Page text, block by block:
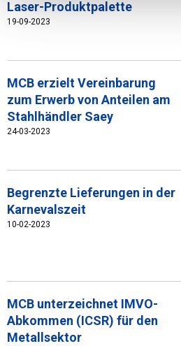
Laser-Produktpalette
19-09-2023
MCB erzielt Vereinbarung
zum Erwerb von Anteilen am
Stahlhändler Saey
24-03-2023
Begrenzte Lieferungen in der
Karnevalszeit
10-02-2023
MCB unterzeichnet IMVO-
Abkommen (ICSR) für den
Metallsektor